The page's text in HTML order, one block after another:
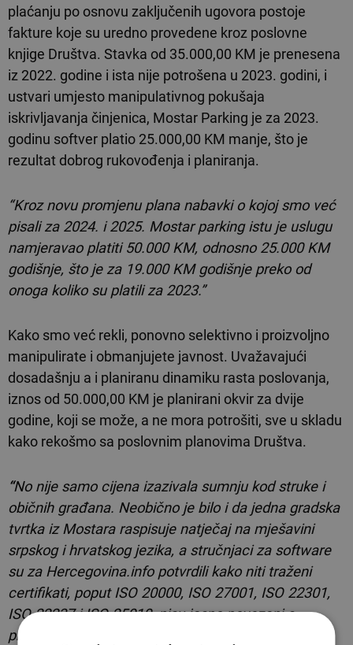
plaćanju po osnovu zaključenih ugovora postoje
fakture koje su uredno provedene kroz poslovne
knjige Društva. Stavka od 35.000,00 KM je prenesena
iz 2022. godine i ista nije potrošena u 2023. godini, i
ustvari umjesto manipulativnog pokušaja
iskrivljavanja činjenica, Mostar Parking je za 2023.
godinu softver platio 25.000,00 KM manje, što je
rezultat dobrog rukovođenja i planiranja.
“Kroz novu promjenu plana nabavkio kojoj smo već
pisaliza 2024. i 2025. Mostar parking istu je uslugu
namjeravao platiti 50.000 KM, odnosno 25.000 KM
godišnje, što je za 19.000 KM godišnje preko od
onoga koliko su platili za 2023.”
Kako smo već rekli, ponovno selektivno i proizvoljno
manipulirate i obmanjujete javnost. Uvažavajući
dosadašnju a i planiranu dinamiku rasta poslovanja,
iznos od 50.000,00 KM je planirani okvir za dvije
godine, koji se može, a ne mora potrošiti, sve u skladu
kako rekošmo sa poslovnim planovima Društva.
“No nije samo cijena izazivala sumnju kod struke i
običnih građana. Neobično je bilo i da jedna gradska
tvrtka iz Mostara raspisuje natječaj na mješavini
srpskog i hrvatskog jezika, a stručnjaci za software
su za Hercegovina.infopotvrdili kako niti traženi
certifikati, poput ISO 20000, ISO 27001, ISO 22301,
ISO 22237 i ISO 25010, nisu jasno povezani s
predmetom nabave, koji se odnosi na najam i